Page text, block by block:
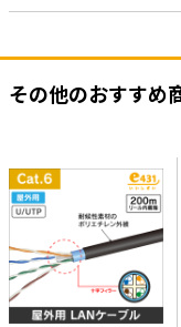
その他のおすすめ